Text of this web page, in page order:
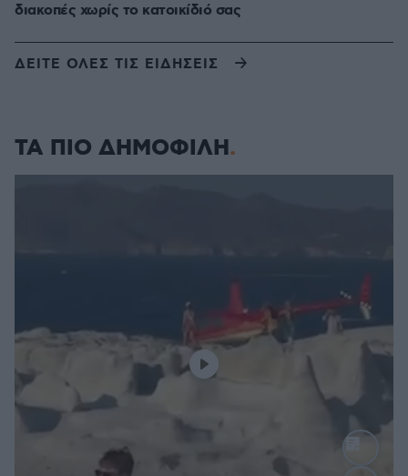
διακοπές χωρίς το κατοικίδιό σας
ΔΕΙΤΕ ΟΛΕΣ ΤΙΣ ΕΙΔΗΣΕΙΣ
ΤΑ ΠΙΟ ΔΗΜΟΦΙΛΗ